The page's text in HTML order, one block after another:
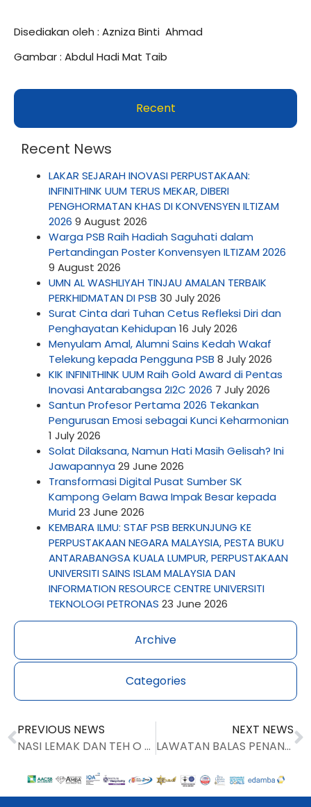
Disediakan oleh : Azniza Binti Ahmad
Gambar : Abdul Hadi Mat Taib
Recent
Archive
Categories
Recent News
LAKAR SEJARAH INOVASI PERPUSTAKAAN:
INFINITHINK UUM TERUS MEKAR, DIBERI
PENGHORMATAN KHAS DI KONVENSYEN ILTIZAM
2026 9 August 2026
Warga PSB Raih Hadiah Saguhati dalam
Pertandingan Poster Konvensyen ILTIZAM 2026
9 August 2026
UMN AL WASHLIYAH TINJAU AMALAN TERBAIK
PERKHIDMATAN DI PSB 30 July 2026
Surat Cinta dari Tuhan Cetus Refleksi Diri dan
Penghayatan Kehidupan 16 July 2026
Menyulam Amal, Alumni Sains Kedah Wakaf
Telekung kepada Pengguna PSB 8 July 2026
KIK INFINITHINK UUM Raih Gold Award di Pentas
Inovasi Antarabangsa 2I2C 2026 7 July 2026
Santun Profesor Pertama 2026 Tekankan
Pengurusan Emosi sebagai Kunci Keharmonian
1 July 2026
Solat Dilaksana, Namun Hati Masih Gelisah? Ini
Jawapannya 29 June 2026
Transformasi Digital Pusat Sumber SK
Kampong Gelam Bawa Impak Besar kepada
Murid 23 June 2026
KEMBARA ILMU: STAF PSB BERKUNJUNG KE
PERPUSTAKAAN NEGARA MALAYSIA, PESTA BUKU
ANTARABANGSA KUALA LUMPUR, PERPUSTAKAAN
UNIVERSITI SAINS ISLAM MALAYSIA DAN
INFORMATION RESOURCE CENTRE UNIVERSITI
TEKNOLOGI PETRONAS 23 June 2026
PREVIOUS NEWS
NASI LEMAK DAN TEH O PANAS PERCUMA BUAT 100 PENGUNJUNG TERAWAL PSB
NEXT NEWS
LAWATAN BALAS PENANDARASAN QE/5S PSB KE UUMIT